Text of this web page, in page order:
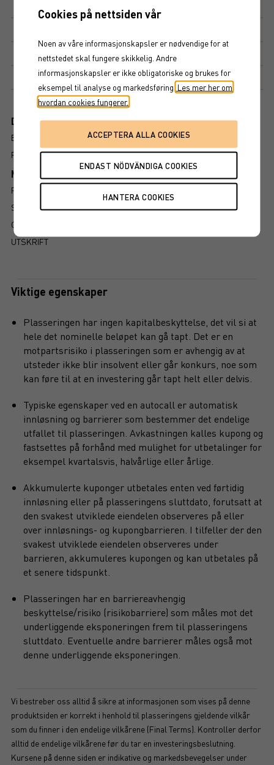
Kupongdetaljer
Markedsplass NASDAQ STOCKHOLM AB
Dokument
ENDELIGE VILKÅR
FAKTABLAD
Mer information om produkten
RISIKO
SLIK LESER DU FAKTABLADET
GRUNDPROSPEKT
UTSKRIFT
Viktige egenskaper
Plasseringen har ingen kapitalbeskyttelse, det vil si at
hele det nominelle beløpet kan gå tapt. Det er en
motpartsrisiko i plasseringen som er avhengig av at
utsteder ikke blir insolvent eller går konkurs, noe som
kan føre til at en investering går tapt helt eller delvis.
Typiske egenskaper ved en autocall er automatisk
innløsning og barrierer som bestemmer det endelige
utfallet til plasseringen. Avkastningen kalles kupong og
fastsettes på forhånd med mulighet for utbetalinger for
eksempel kvartalsvis, halvårlige eller årlige.
Akkumulerte kuponger utbetales enten ved førtidig
innløsning eller på plasseringens sluttdato, forutsatt at
den svakest utviklede eiendelen observeres på eller
over innløsnings- og kupongbarrieren. I tilfeller der den
svakest utviklede eiendelen observeres under
barrieren, akkumuleres kupongen og kan utbetales på
et senere tidspunkt.
Plasseringen har en barriereavhengig
beskyttelse/risiko (risikobarriere) som måles mot det
underliggende eksponeringen frem til plasseringens
sluttdato. Eventuelle andre barrierer måles også mot
denne underliggende eksponeringen.
Vi bestreber oss alltid å sikre at informasjonen som vises på denne
produktsiden er korrekt i henhold til plasseringens gjeldende vilkår
som du finner i den endelige vilkårene (Final Terms). Kontroller derfor
alltid de endelige vilkårene før du tar en investeringsbeslutning.
Kursene på denne siden er indikative og markedsbevegelser under
Cookies på nettsiden vår
Noen av våre informasjonskapsler er nødvendige for at
nettstedet skal fungere skikkelig. Andre
informasjonskapsler er ikke obligatoriske og brukes for
eksempel til analyse og markedsføring. Les mer her om
hvordan cookies fungerer.